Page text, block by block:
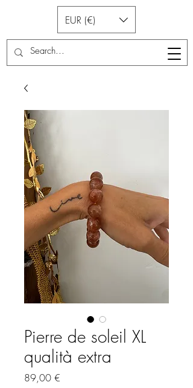
EUR (€)
Pierre de soleil XL
qualità extra
89,00 €